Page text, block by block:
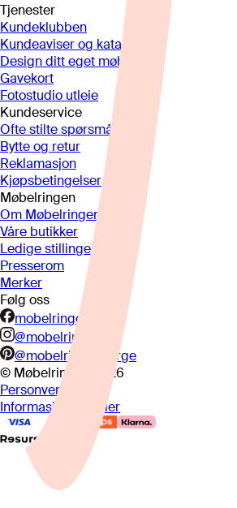
Tjenester
Kundeklubben
Kundeaviser og kataloger
Design ditt eget møbel
Gavekort
Fotostudio utleie
Kundeservice
Ofte stilte spørsmål
Bytte og retur
Reklamasjon
Kjøpsbetingelser
Møbelringen
Om Møbelringen
Våre butikker
Ledige stillinger
Presserom
Merker
Følg oss
mobelringen.no
@mobelringen
@mobelringennorge
© Møbelringen
2026
Personvern
Informasjonskapsler